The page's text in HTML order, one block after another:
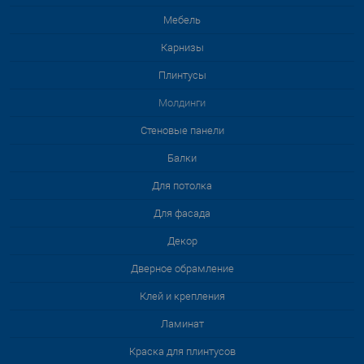
Мебель
Карнизы
Плинтусы
Молдинги
Стеновые панели
Балки
Для потолка
Для фасада
Декор
Дверное обрамление
Клей и крепления
Ламинат
Краска для плинтусов